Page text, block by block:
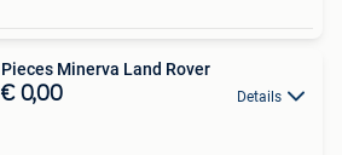
Pieces Minerva Land Rover
€ 0,00 Details